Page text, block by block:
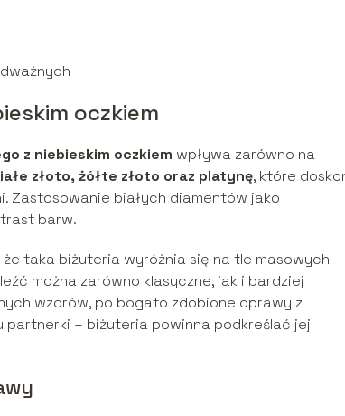
oczkiem
z niebieskim oczkiem wpływa zarówno na
złoto, żółte złoto oraz platynę, które
Zastosowanie białych diamentów jako
barw.
taka biżuteria wyróżnia się na tle masowych
można zarówno klasyczne, jak i bardziej
wzorów, po bogato zdobione oprawy z
partnerki – biżuteria powinna podkreślać jej